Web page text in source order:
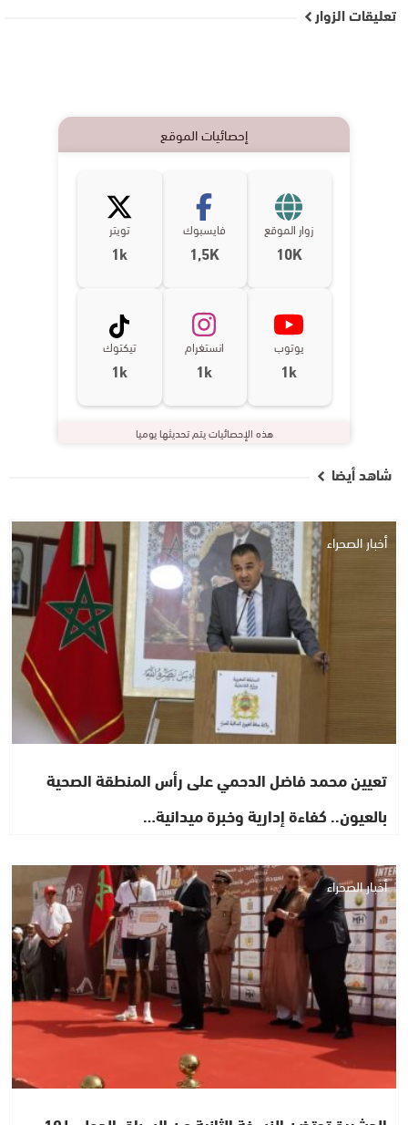
تعليقات الزوار
إحصائيات الموقع
زوار الموقع
10K
فايسبوك
1,5K
تويتر
1k
يوتوب
1k
انستغرام
1k
تيكتوك
1k
هذه الإحصائيات يتم تحديثها يوميا
شاهد أيضا
أخبار الصحراء
تعيين محمد فاضل الدحمي على رأس المنطقة الصحية
بالعيون.. كفاءة إدارية وخبرة ميدانية…
أخبار الصحراء